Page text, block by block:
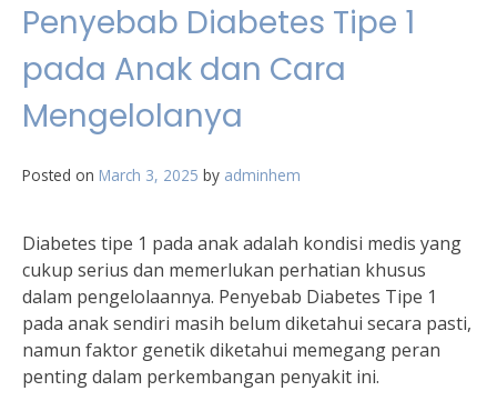
Penyebab Diabetes Tipe 1
pada Anak dan Cara
Mengelolanya
Posted on March 3, 2025 by adminhem
Diabetes tipe 1 pada anak adalah kondisi medis yang
cukup serius dan memerlukan perhatian khusus
dalam pengelolaannya. Penyebab Diabetes Tipe 1
pada anak sendiri masih belum diketahui secara pasti,
namun faktor genetik diketahui memegang peran
penting dalam perkembangan penyakit ini.